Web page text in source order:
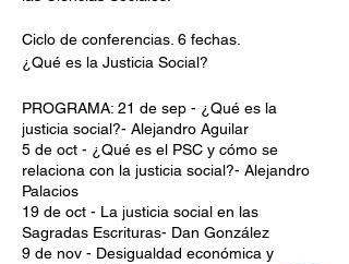
Ciclo de conferencias. 6 fechas.
¿Qué es la Justicia Social?
PROGRAMA: 21 de sep - ¿Qué es la
justicia social?- Alejandro Aguilar
5 de oct - ¿Qué es el PSC y cómo se
relaciona con la justicia social?- Alejandro
Palacios
19 de oct - La justicia social en las
Sagradas Escrituras- Dan González
9 de nov - Desigualdad económica y